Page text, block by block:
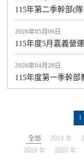
115年第二季幹部(
2026年05月06日
115年度5月嘉義營
2026年04月28日
115年度第一季幹部
1
全部 2014 年
2019 年
2020 年